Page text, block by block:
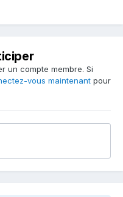
un compte membre. Si
vous maintenant pour